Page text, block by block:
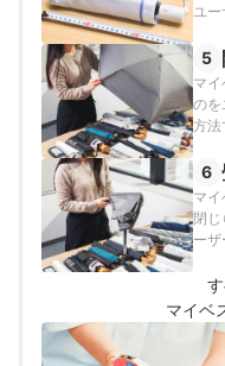
ユ
を
5
マ
のを
方法
6
マ
閉じ
ー
ア
マイベ